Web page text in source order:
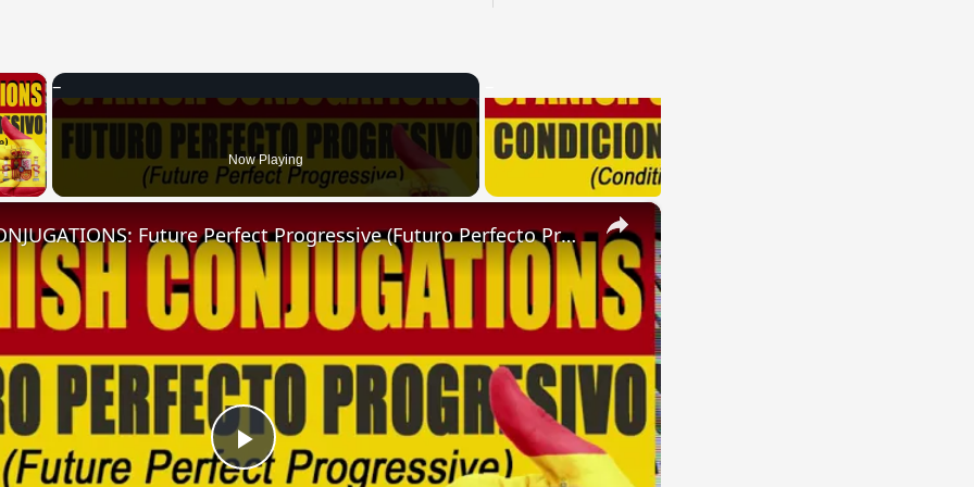
×
Now Playing
×
Play
SPANISH CONJUGATIONS: Future Perfect Progressive (Futuro Perfecto Progresivo)